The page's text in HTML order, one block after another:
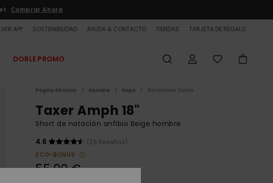
Comprar Ahora
APP SOSTENIBILIDAD AYUDA & CONTACTO TIENDAS TARJETA DE REGALO
DOBLE PROMO
Página de inicio Hombre Ropa Pantalones Cortos
Taxer Amph 18"
Short de natación anfibio Beige hombre
4.6
(25 Reseñas)
ECO-BONUS
55,00 €